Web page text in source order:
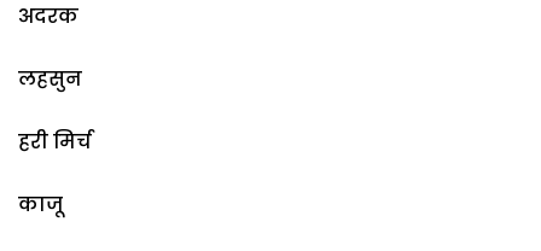
अदरक
लहसुन
हरी मिर्च
काजू